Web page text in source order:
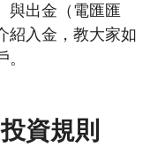
與出金（電匯匯
紹入金，教大家如
資規則